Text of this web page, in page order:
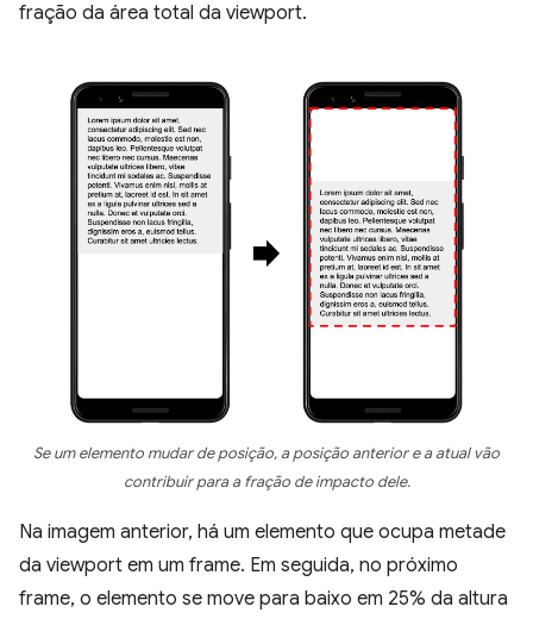
fração da área total da viewport.
Se um elemento mudar de posição, a posição anterior e a atual vão
contribuir para a fração de impacto dele.
Na imagem anterior, há um elemento que ocupa metade
da viewport em um frame. Em seguida, no próximo
frame, o elemento se move para baixo em 25% da altura